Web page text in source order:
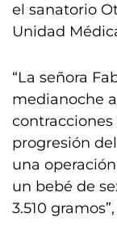
el sanatorio
Unidad
“La señora
medianoche
progresión
una
un bebé de
3.510